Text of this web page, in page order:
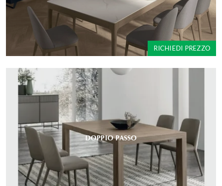
RICHIEDI PREZZO
DOPPIO PASSO